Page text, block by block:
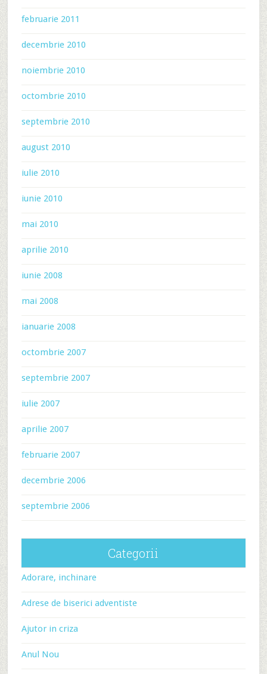
februarie 2011
decembrie 2010
noiembrie 2010
octombrie 2010
septembrie 2010
august 2010
iulie 2010
iunie 2010
mai 2010
aprilie 2010
iunie 2008
mai 2008
ianuarie 2008
octombrie 2007
septembrie 2007
iulie 2007
aprilie 2007
februarie 2007
decembrie 2006
septembrie 2006
Categorii
Adorare, inchinare
Adrese de biserici adventiste
Ajutor in criza
Anul Nou